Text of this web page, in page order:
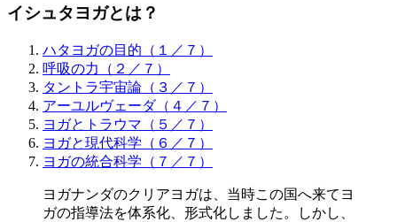
イシュタヨガとは？
ハタヨガの目的（１／７）
呼吸の力（２／７）
タントラ宇宙論（３／７）
アーユルヴェーダ（４／７）
ヨガとトラウマ（５／７）
ヨガと現代科学（６／７）
ヨガの統合科学（７／７）
ヨガナンダのクリアヨガは、当時この国へ来てヨ
ガの指導法を体系化、形式化しました。しかし、